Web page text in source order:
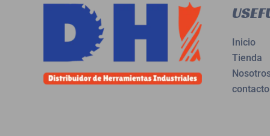
Inicio
Tienda
contacto